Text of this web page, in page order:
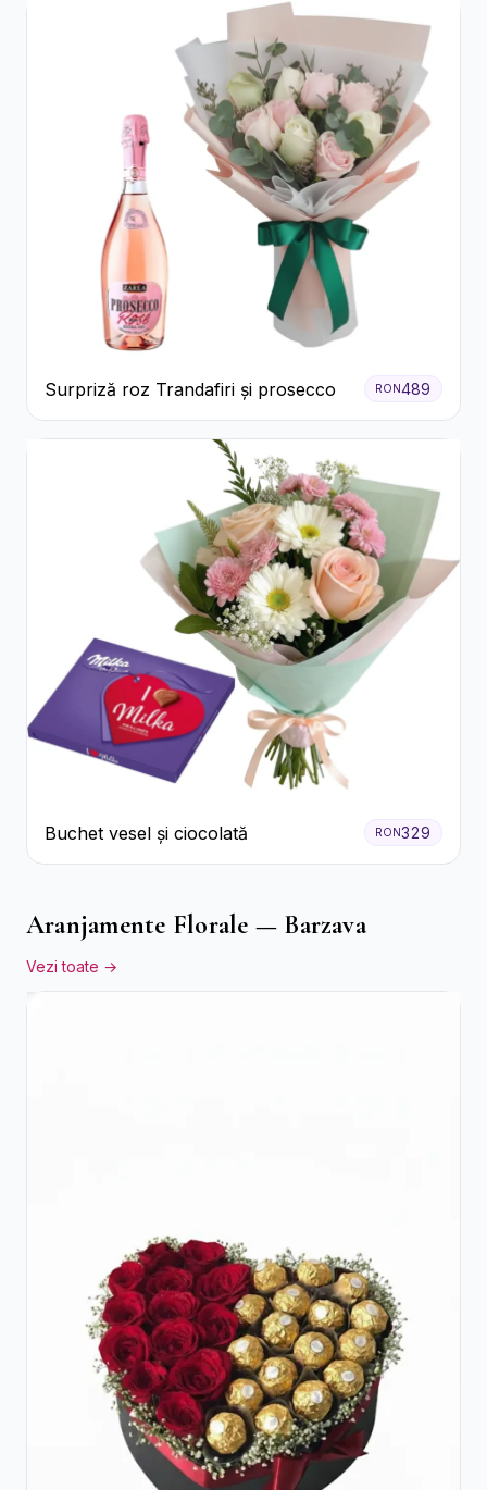
Surpriză roz Trandafiri și prosecco RON489
Buchet vesel și ciocolată RON329
Aranjamente Florale — Barzava
Vezi toate →